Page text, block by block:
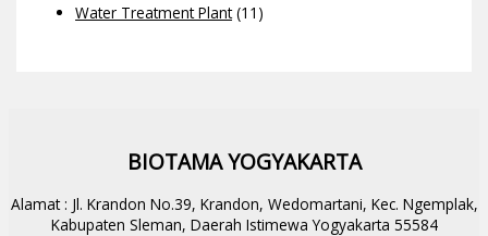
Water Treatment Plant(11)
BIOTAMA YOGYAKARTA
Alamat : Jl. Krandon No.39, Krandon, Wedomartani, Kec. Ngemplak,
Kabupaten Sleman, Daerah Istimewa Yogyakarta 55584